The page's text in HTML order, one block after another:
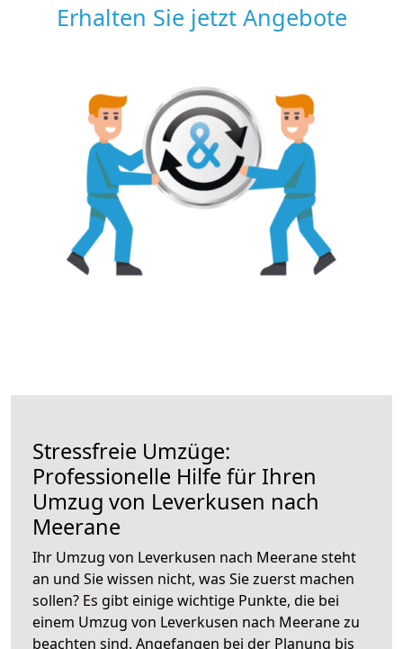
Erhalten Sie jetzt Angebote
Stressfreie Umzüge:
Professionelle Hilfe für Ihren
Umzug von Leverkusen nach
Meerane
Ihr Umzug von Leverkusen nach Meerane steht
an und Sie wissen nicht, was Sie zuerst machen
sollen? Es gibt einige wichtige Punkte, die bei
einem Umzug von Leverkusen nach Meerane zu
beachten sind. Angefangen bei der Planung bis